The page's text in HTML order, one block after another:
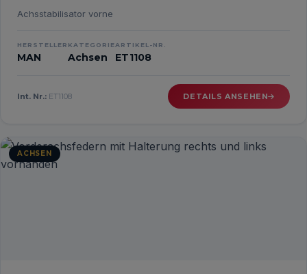
Achsstabilisator vorne
HERSTELLER
MAN
KATEGORIE
Achsen
ARTIKEL-NR.
ET1108
Int. Nr.: ET1108 DETAILS ANSEHEN
ACHSEN